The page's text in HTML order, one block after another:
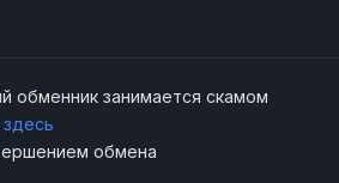
обменник занимается скамом
здесь
обмена